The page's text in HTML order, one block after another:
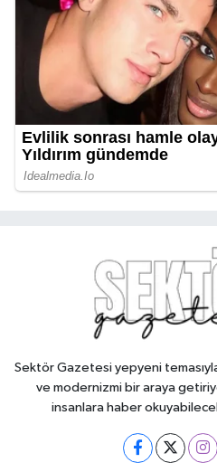
Sektör Gazetesi yepyeni
ve modernizmi bir araya
insanlara haber